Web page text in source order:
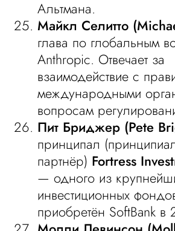
Альтмана.
Майкл Селитто
глава по глобальным
Anthropic. Отвечает за
взаимодействие с
международными
вопросам
Пит Бриджер (Pete
принципал
партнёр) Fortress
— одного из
инвестиционных
приобретён SoftBank в